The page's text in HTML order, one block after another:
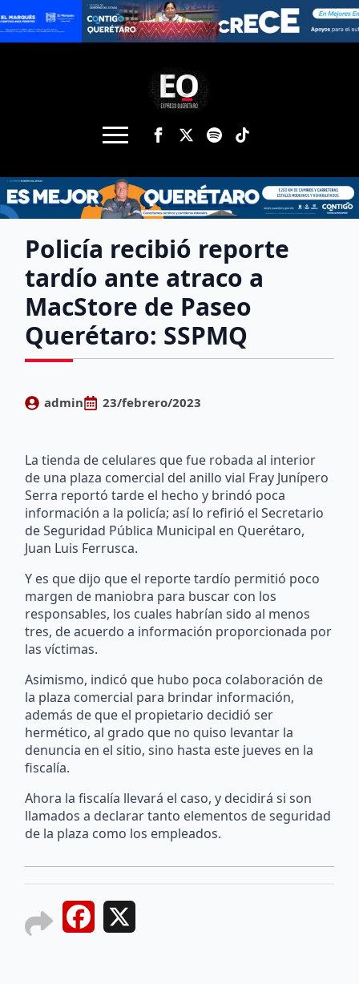
Policía recibió reporte
tardío ante atraco a
MacStore de Paseo
Querétaro: SSPMQ
admin 23/febrero/2023
La tienda de celulares que fue robada al interior
de una plaza comercial del anillo vial Fray Junípero
Serra reportó tarde el hecho y brindó poca
información a la policía; así lo refirió el Secretario
de Seguridad Pública Municipal en Querétaro,
Juan Luis Ferrusca.
Y es que dijo que el reporte tardío permitió poco
margen de maniobra para buscar con los
responsables, los cuales habrían sido al menos
tres, de acuerdo a información proporcionada por
las víctimas.
Asimismo, indicó que hubo poca colaboración de
la plaza comercial para brindar información,
además de que el propietario decidió ser
hermético, al grado que no quiso levantar la
denuncia en el sitio, sino hasta este jueves en la
fiscalía.
Ahora la fiscalía llevará el caso, y decidirá si son
llamados a declarar tanto elementos de seguridad
de la plaza como los empleados.
Facebook